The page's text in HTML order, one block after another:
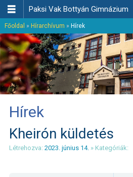
 Paksi Vak Bottyán Gimnázium
Főoldal » Hírarchívum » Hírek
Hírek
Kheirón küldetés
Létrehozva: 2023. június 14. » Kategóriák: